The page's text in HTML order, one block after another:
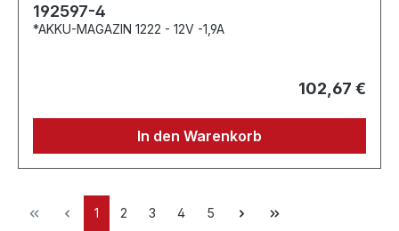
192597-4
*AKKU-MAGAZIN 1222 - 12V -1,9A
102,67 €
In den Warenkorb
1 2 3 4 5